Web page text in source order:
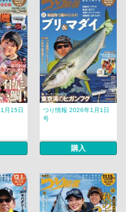
月15日
つり情報 2026年1月1日
号
購入